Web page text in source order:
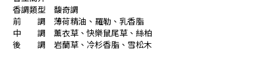
香調類型 馥奇調
前 調 薄荷精油、羅勒、乳香脂
中 調 薰衣草、快樂鼠尾草、絲柏
後 調 岩蘭草、冷杉香脂、雪松木